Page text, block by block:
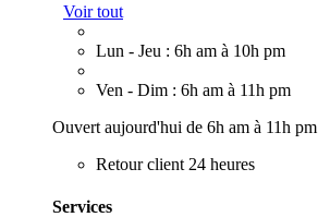
Voir tout
Lun - Jeu : 6h am à 10h pm
Ven - Dim : 6h am à 11h pm
Ouvert aujourd'hui de 6h am à 11h pm
Retour client 24 heures
Services